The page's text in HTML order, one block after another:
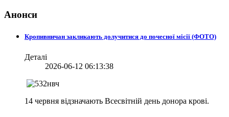
Анонси
Кропивничан закликають долучитися до почесної місії (ФОТО)
Деталі
2026-06-12 06:13:38
14 червня відзначають Всесвітній день донора крові.